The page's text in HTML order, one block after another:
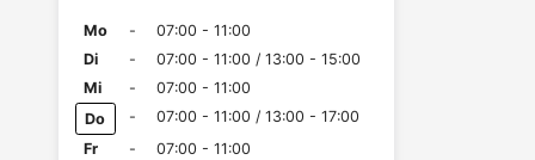
Mo -
07:00 - 11:00
Di
-
07:00 - 11:00 / 13:00 - 15:00
Mi
-
07:00 - 11:00
Do
-
07:00 - 11:00 / 13:00 - 17:00
Fr
-
07:00 - 11:00